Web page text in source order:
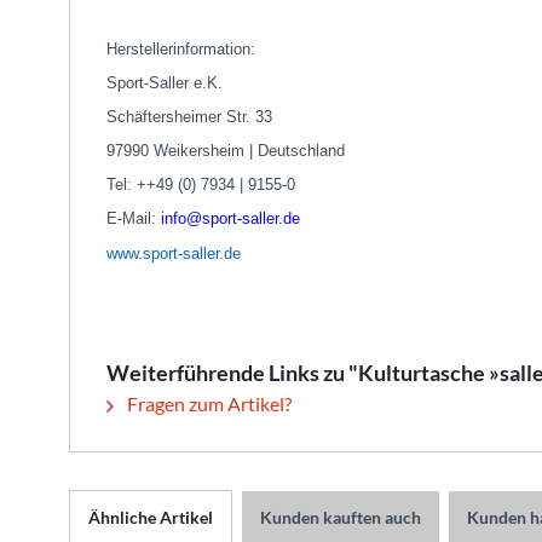
Herstellerinformation:
Sport-Saller e.K.
Schäftersheimer Str. 33
97990 Weikersheim | Deutschland
Tel: ++49 (0) 7934 | 9155-0
E-Mail: info@sport-saller.de
www.sport-saller.de
Weiterführende Links zu "Kulturtasche
Fragen zum Artikel?
Ähnliche Artikel Kunden kauften auch Kunden